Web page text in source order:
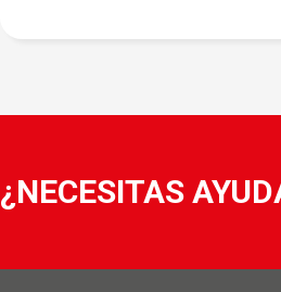
¿NECESITAS